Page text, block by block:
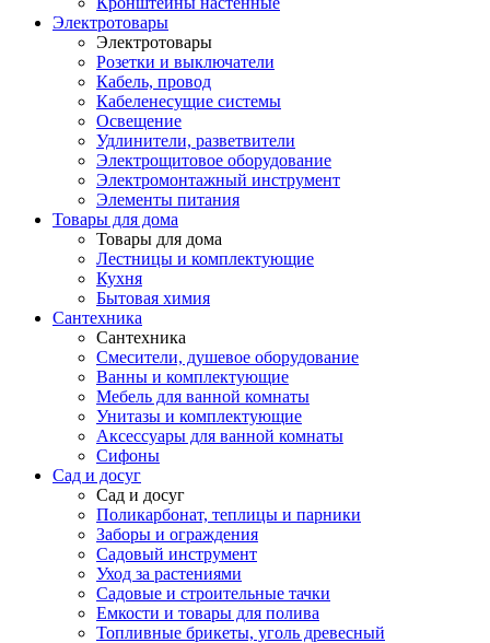
Электротовары
Электротовары
Розетки и выключатели
Кабель, провод
Кабеленесущие системы
Освещение
Удлинители, разветвители
Электрощитовое оборудование
Электромонтажный инструмент
Элементы питания
Товары для дома
Товары для дома
Лестницы и комплектующие
Кухня
Бытовая химия
Сантехника
Сантехника
Смесители, душевое оборудование
Ванны и комплектующие
Мебель для ванной комнаты
Унитазы и комплектующие
Аксессуары для ванной комнаты
Сифоны
Сад и досуг
Сад и досуг
Поликарбонат, теплицы и парники
Заборы и ограждения
Садовый инструмент
Уход за растениями
Садовые и строительные тачки
Емкости и товары для полива
Топливные брикеты, уголь древесный